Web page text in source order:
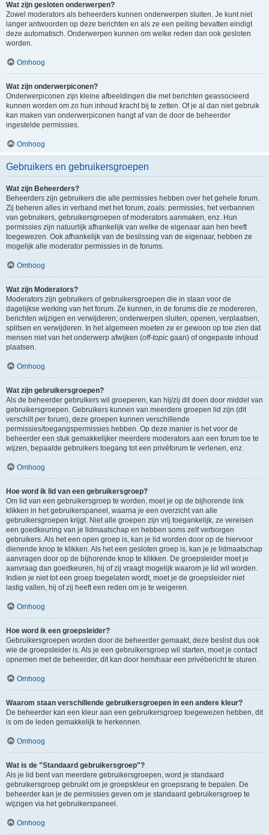
Wat zijn gesloten onderwerpen?
Zowel moderators als beheerders kunnen onderwerpen sluiten. Je kunt niet
langer antwoorden op deze berichten en als ze een peiling bevatten eindigt
deze automatisch. Onderwerpen kunnen om welke reden dan ook gesloten
worden.
Omhoog
Wat zijn onderwerpiconen?
Onderwerpiconen zijn kleine afbeeldingen die met berichten geassocieerd
kunnen worden om zo hun inhoud kracht bij te zetten. Of je al dan niet gebruik
kan maken van onderwerpiconen hangt af van de door de beheerder
ingestelde permissies.
Omhoog
Gebruikers en gebruikersgroepen
Wat zijn Beheerders?
Beheerders zijn gebruikers die alle permissies hebben over het gehele forum.
Zij beheren alles in verband met het forum, zoals: permissies, het verbannen
van gebruikers, gebruikersgroepen of moderators aanmaken, enz. Hun
permissies zijn natuurlijk afhankelijk van welke de eigenaar aan hen heeft
toegewezen. Ook afhankelijk van de beslissing van de eigenaar, hebben ze
mogelijk alle moderator permissies in de forums.
Omhoog
Wat zijn Moderators?
Moderators zijn gebruikers of gebruikersgroepen die in staan voor de
dagelijkse werking van het forum. Ze kunnen, in de forums die ze modereren,
berichten wijzigen en verwijderen; onderwerpen sluiten, openen, verplaatsen,
splitsen en verwijderen. In het algemeen moeten ze er gewoon op toe zien dat
mensen niet van het onderwerp afwijken (off-topic gaan) of ongepaste inhoud
plaatsen.
Omhoog
Wat zijn gebruikersgroepen?
Als de beheerder gebruikers wil groeperen, kan hij/zij dit doen door middel van
gebruikersgroepen. Gebruikers kunnen van meerdere groepen lid zijn (dit
verschilt per forum), deze groepen kunnen verschillende
permissies/toegangspermissies hebben. Op deze manier is het voor de
beheerder een stuk gemakkelijker meerdere moderators aan een forum toe te
wijzen, bepaalde gebruikers toegang tot een privéforum te verlenen, enz.
Omhoog
Hoe word ik lid van een gebruikersgroep?
Om lid van een gebruikersgroep te worden, moet je op de bijhorende link
klikken in het gebruikerspaneel, waarna je een overzicht van alle
gebruikersgroepen krijgt. Niet alle groepen zijn vrij toegankelijk, ze vereisen
een goedkeuring van je lidmaatschap en hebben soms zelf verborgen
gebruikers. Als het een open groep is, kan je lid worden door op de hiervoor
dienende knop te klikken. Als het een gesloten groep is, kan je je lidmaatschap
aanvragen door op de bijhorende knop te klikken. De groepsleider moet je
aanvraag dan goedkeuren, hij of zij vraagt mogelijk waarom je lid wil worden.
Indien je niet tot een groep toegelaten wordt, moet je de groepsleider niet
lastig vallen, hij of zij heeft een reden om je te weigeren.
Omhoog
Hoe word ik een groepsleider?
Gebruikersgroepen worden door de beheerder gemaakt, deze beslist dus ook
wie de groepsleider is. Als je een gebruikersgroep wil starten, moet je contact
opnemen met de beheerder, dit kan door hem/haar een privébericht te sturen.
Omhoog
Waarom staan verschillende gebruikersgroepen in een andere kleur?
De beheerder kan een kleur aan een gebruikersgroep toegewezen hebben, dit
is om de leden gemakkelijk te herkennen.
Omhoog
Wat is de "Standaard gebruikersgroep"?
Als je lid bent van meerdere gebruikersgroepen, word je standaard
gebruikersgroep gebruikt om je groepskleur en groepsrang te bepalen. De
beheerder kan je de permissies geven om je standaard gebruikersgroep te
wijzigen via het gebruikerspaneel.
Omhoog